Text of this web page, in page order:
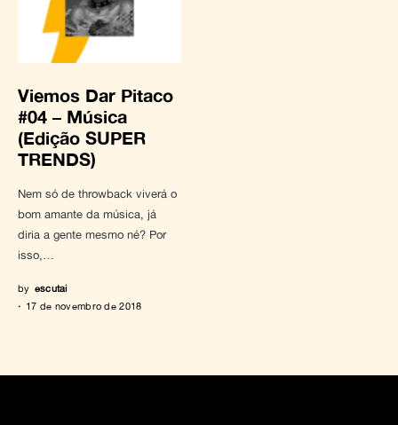
Viemos Dar Pitaco
#04 – Música
(Edição SUPER
TRENDS)
Nem só de throwback viverá o
bom amante da música, já
diria a gente mesmo né? Por
isso,…
by escutai
17 de novembro de 2018